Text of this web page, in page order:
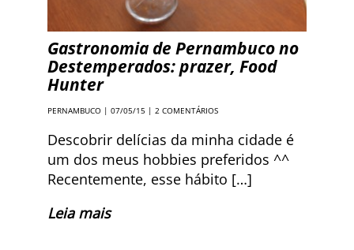
Gastronomia de Pernambuco no
Destemperados: prazer, Food
Hunter
PERNAMBUCO | 07/05/15 | 2 COMENTÁRIOS
Descobrir delícias da minha cidade é
um dos meus hobbies preferidos ^^
Recentemente, esse hábito […]
Leia mais